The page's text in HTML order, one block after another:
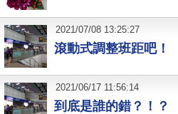
滾動式調整班距吧！
2021/07/08 13:25:27
到底是誰的錯？！？
2021/06/17 11:56:14